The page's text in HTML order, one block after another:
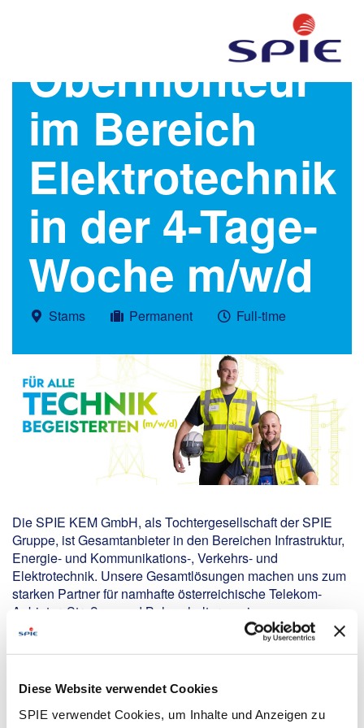
Diese Website verwendet Cookies
SPIE verwendet Cookies, um Inhalte und Anzeigen zu
Obermonteur
im Bereich
Elektrotechnik
in der 4-Tage-
Woche m/w/d
Stams Permanent Full-time
Die SPIE KEM GmbH, als Tochtergesellschaft der SPIE
Gruppe, ist Gesamtanbieter in den Bereichen Infrastruktur,
Energie- und Kommunikations-, Verkehrs- und
Elektrotechnik. Unsere Gesamtlösungen machen uns zum
starken Partner für namhafte österreichische Telekom-
Anbieter, Straßen- und Bahnerhalter sowie
Elektroversorgungsunternehmen.
Steuerung von Monteuren und Subunternehmern
auf der Baustelle